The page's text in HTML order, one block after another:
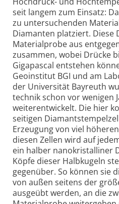
seit langem zum Einsatz:
zu untersuchenden
Diamanten platziert. Diese
Material­probe aus
zusammen, wobei Drücke
Gigapascal entstehen
Geo­institut BGI und am
der Universität Bayreuth
technik schon vor wenigen
weiter­entwickelt. Die hier
seitigen
Erzeugung von viel
diesen Zellen wird auf
ein halber nano­kristalliner
Köpfe dieser Halbkugeln
gegenüber. So können sie
von außen seitens der
ausgeübt werden, an die